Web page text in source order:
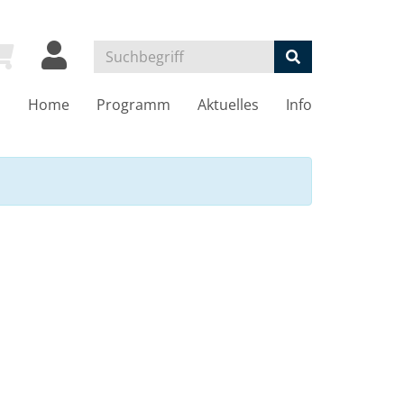
Home Programm Aktuelles Info